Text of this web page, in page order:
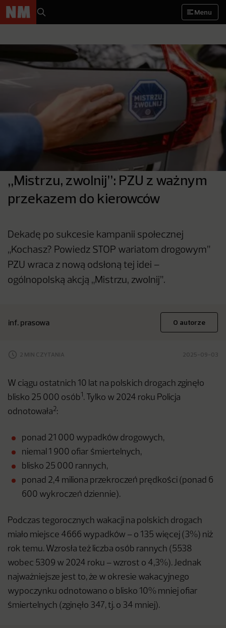
Menu
„Mistrzu, zwolnij”: PZU z ważnym
przekazem do kierowców
Dekadę po sukcesie kampanii społecznej
„Kochasz? Powiedz STOP wariatom drogowym”
PZU wraca z nową odsłoną tej idei –
ogólnopolską akcją „Mistrzu, zwolnij”.
inf. prasowa O autorze
2 MIN CZYTANIA 2025-09-03
W ciągu ostatnich 10 lat na polskich drogach zginęło
blisko 25 000 osób 1. Tylko w 2024 roku Policja
odnotowała2:
ponad 21 000 wypadków drogowych,
niemal 1 900 ofiar śmiertelnych,
blisko 25 000 rannych,
ponad 2,4 miliona przekroczeń prędkości (ponad 6
600 wykroczeń dziennie).
Podczas tegorocznych wakacji na polskich drogach
miało miejsce 4666 wypadków – o 135 więcej (3%) niż
rok temu. Wzrosła też liczba osób rannych (5538
wobec 5309 w 2024 roku – wzrost o 4,3%). Jednak
najważniejsze jest to, że w okresie wakacyjnego
wypoczynku odnotowano o blisko 10% mniej ofiar
śmiertelnych (zginęło 347, tj. o 34 mniej).